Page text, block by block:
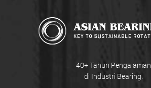
40+ Tahun Pengalaman
di Industri Bearing.